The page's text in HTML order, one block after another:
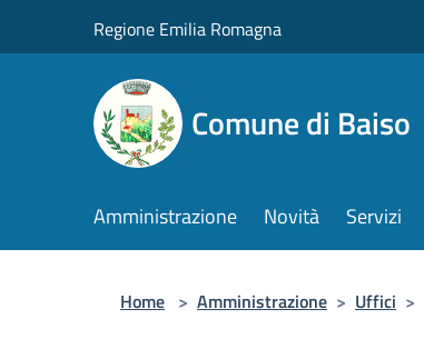
Regione Emilia Romagna
Comune di Baiso
Amministrazione Novità Servizi
Home > Amministrazione > Uffici >